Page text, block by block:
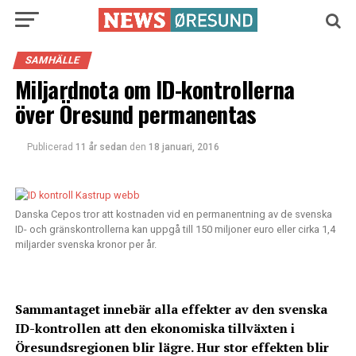
SAMHÄLLE
Miljardnota om ID-kontrollerna
över Öresund permanentas
Publicerad 11 år sedan den 18 januari, 2016
Danska Cepos tror att kostnaden vid en permanentning av de svenska
ID- och gränskontrollerna kan uppgå till 150 miljoner euro eller cirka 1,4
miljarder svenska kronor per år.
Sammantaget innebär alla effekter av den svenska
ID-kontrollen att den ekonomiska tillväxten i
Öresundsregionen blir lägre. Hur stor effekten blir